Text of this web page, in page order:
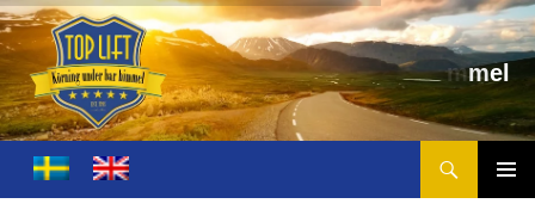
Toplift.se – för körning under bar himmel
HOPPA
TILL